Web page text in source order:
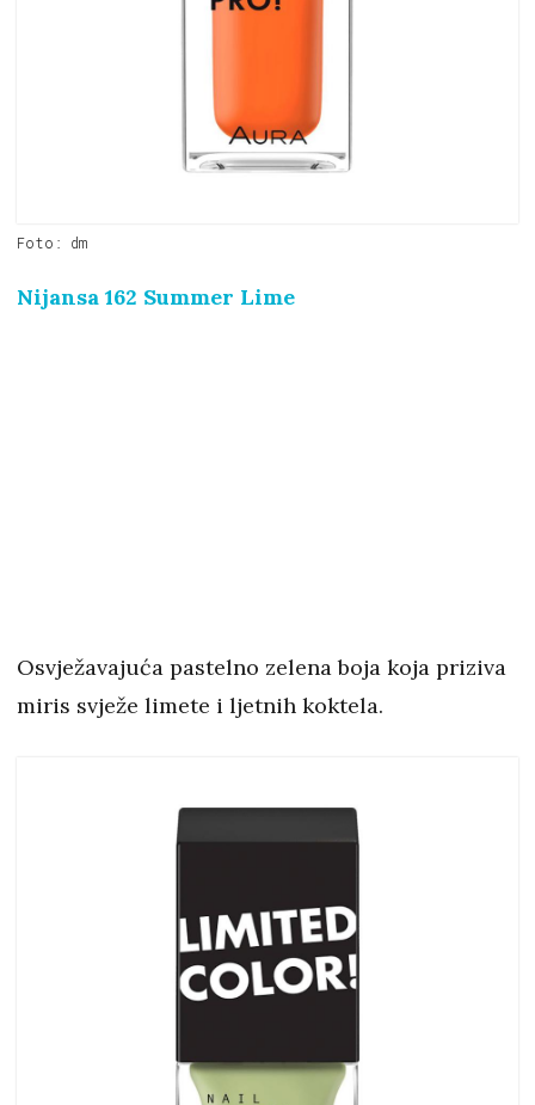
Foto: dm
Nijansa 162 Summer Lime
Osvježavajuća pastelno zelena boja koja priziva
miris svježe limete i ljetnih koktela.